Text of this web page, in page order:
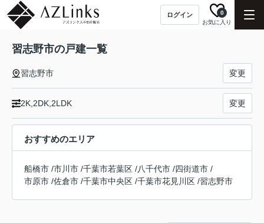
ログイン
お気に入り
0
習志野市の戸建一覧
習志野市 変更
2K,2DK,2LDK 変更
おすすめのエリア
船橋市 /市川市 /千葉市若葉区 /八千代市 /四街道市 /
市原市 /佐倉市 /千葉市中央区 /千葉市花見川区 /習志野市